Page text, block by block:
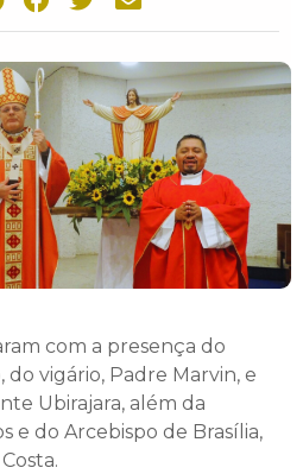
com a presença do
do vigário, Padre Marvin, e
Ubirajara, além da
e do Arcebispo de Brasília,